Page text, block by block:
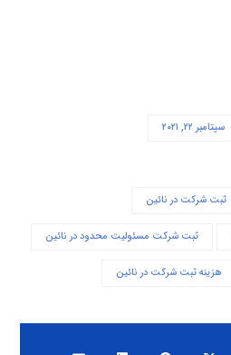
سپتامبر ۲۲, ۲۰۲۱
ثبت شرکت در نائين
ثبت شرکت مسئولیت محدود در نائين
هزینه ثبت شرکت در نائين